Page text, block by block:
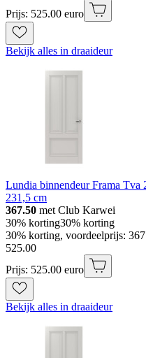
Prijs: 525.00 euro
Bekijk alles in draaideur
Lundia binnendeur Frama
231,5 cm
367.50 met Club Karwei
30% korting30% korting
30% korting, voordeelprijs:
525.00
Prijs: 525.00 euro
Bekijk alles in draaideur